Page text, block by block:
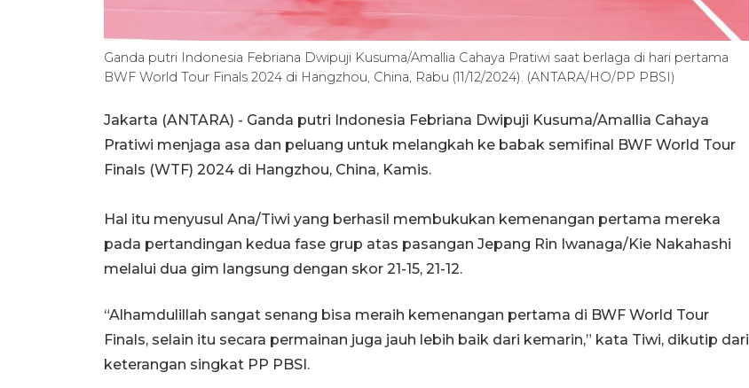
Ganda putri Indonesia Febriana Dwipuji Kusuma/Amallia Cahaya Pratiwi saat berlaga di hari pertama
BWF World Tour Finals 2024 di Hangzhou, China, Rabu (11/12/2024). (ANTARA/HO/PP PBSI)
Jakarta (ANTARA) - Ganda putri Indonesia Febriana Dwipuji Kusuma/Amallia Cahaya
Pratiwi menjaga asa dan peluang untuk melangkah ke babak semifinal BWF World Tour
Finals (WTF) 2024 di Hangzhou, China, Kamis.
Hal itu menyusul Ana/Tiwi yang berhasil membukukan kemenangan pertama mereka
pada pertandingan kedua fase grup atas pasangan Jepang Rin Iwanaga/Kie Nakahashi
melalui dua gim langsung dengan skor 21-15, 21-12.
“Alhamdulillah sangat senang bisa meraih kemenangan pertama di BWF World Tour
Finals, selain itu secara permainan juga jauh lebih baik dari kemarin,” kata Tiwi, dikutip dari
keterangan singkat PP PBSI.